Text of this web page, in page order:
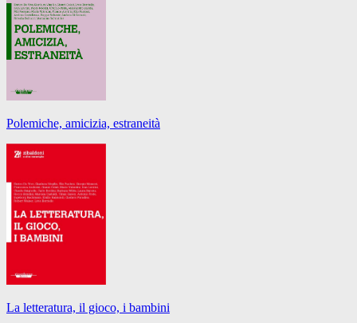
Polemiche, amicizia, estraneità
La letteratura, il gioco, i bambini